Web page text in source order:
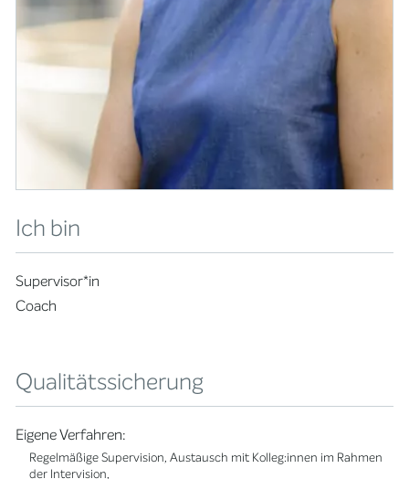
Ich bin
Supervisor*in
Coach
Qualitätssicherung
Eigene Verfahren:
Regelmäßige Supervision, Austausch mit Kolleg:innen im Rahmen
der Intervision,